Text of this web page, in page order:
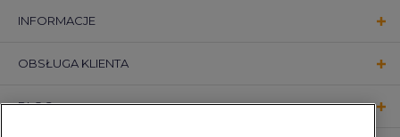
INFORMACJE
OBSŁUGA KLIENTA
BLOG